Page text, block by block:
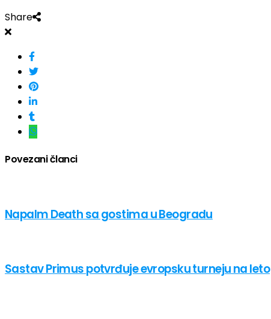
Share
Povezani članci
Napalm Death sa gostima u Beogradu
Sastav Primus potvrđuje evropsku turneju na leto